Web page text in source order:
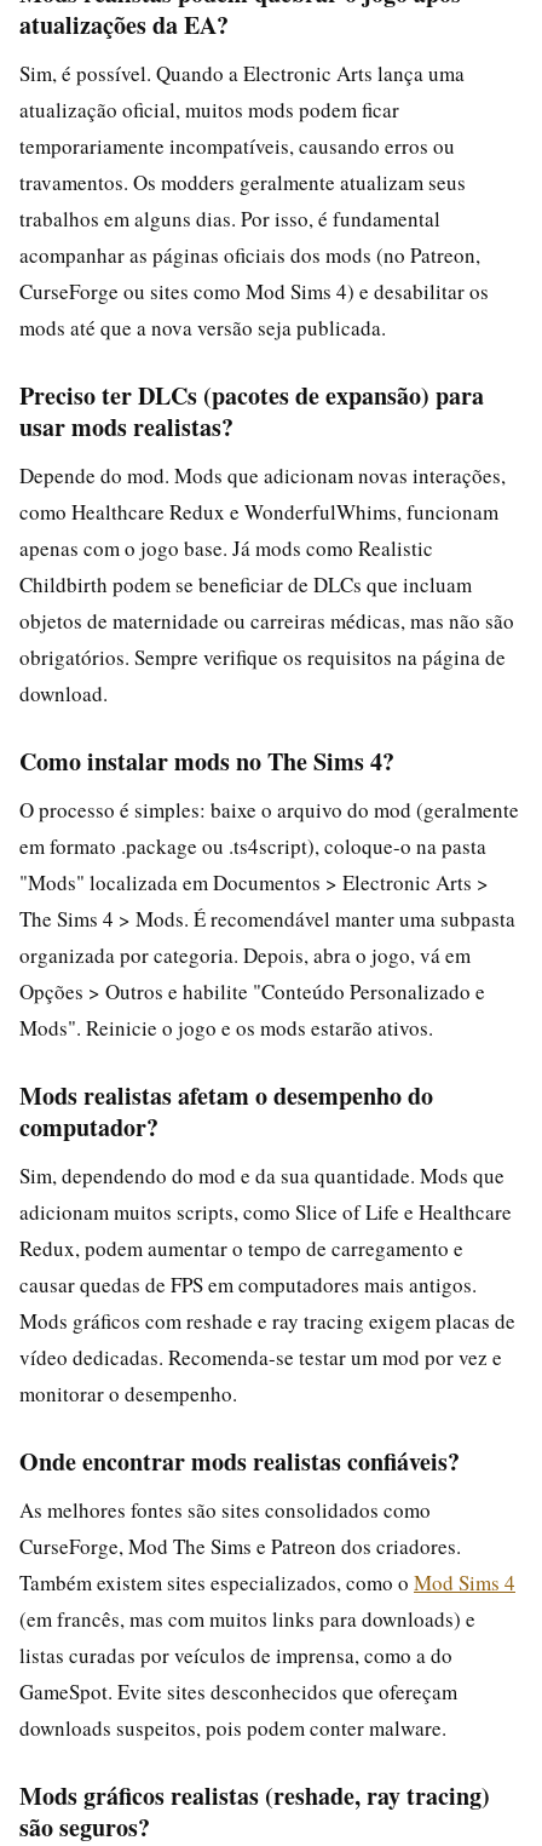
atualizações da EA?
Sim, é possível. Quando a Electronic Arts lança uma
atualização oficial, muitos mods podem ficar
temporariamente incompatíveis, causando erros ou
travamentos. Os modders geralmente atualizam seus
trabalhos em alguns dias. Por isso, é fundamental
acompanhar as páginas oficiais dos mods (no Patreon,
CurseForge ou sites como Mod Sims 4) e desabilitar os
mods até que a nova versão seja publicada.
Preciso ter DLCs (pacotes de expansão) para
usar mods realistas?
Depende do mod. Mods que adicionam novas interações,
como Healthcare Redux e WonderfulWhims, funcionam
apenas com o jogo base. Já mods como Realistic
Childbirth podem se beneficiar de DLCs que incluam
objetos de maternidade ou carreiras médicas, mas não são
obrigatórios. Sempre verifique os requisitos na página de
download.
Como instalar mods no The Sims 4?
O processo é simples: baixe o arquivo do mod (geralmente
em formato .package ou .ts4script), coloque-o na pasta
"Mods" localizada em Documentos > Electronic Arts >
The Sims 4 > Mods. É recomendável manter uma subpasta
organizada por categoria. Depois, abra o jogo, vá em
Opções > Outros e habilite "Conteúdo Personalizado e
Mods". Reinicie o jogo e os mods estarão ativos.
Mods realistas afetam o desempenho do
computador?
Sim, dependendo do mod e da sua quantidade. Mods que
adicionam muitos scripts, como Slice of Life e Healthcare
Redux, podem aumentar o tempo de carregamento e
causar quedas de FPS em computadores mais antigos.
Mods gráficos com reshade e ray tracing exigem placas de
vídeo dedicadas. Recomenda-se testar um mod por vez e
monitorar o desempenho.
Onde encontrar mods realistas confiáveis?
As melhores fontes são sites consolidados como
CurseForge, Mod The Sims e Patreon dos criadores.
Também existem sites especializados, como o Mod Sims 4
(em francês, mas com muitos links para downloads) e
listas curadas por veículos de imprensa, como a do
GameSpot. Evite sites desconhecidos que ofereçam
downloads suspeitos, pois podem conter malware.
Mods gráficos realistas (reshade, ray tracing)
são seguros?